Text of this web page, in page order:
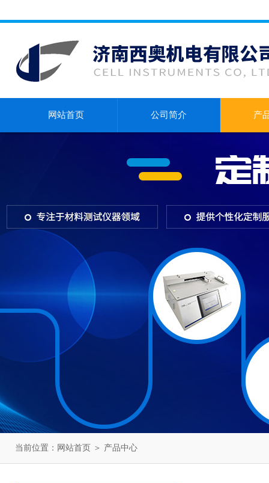
网站首页 公司简介 产
当前位置： 网站首页 ＞ 产品中心